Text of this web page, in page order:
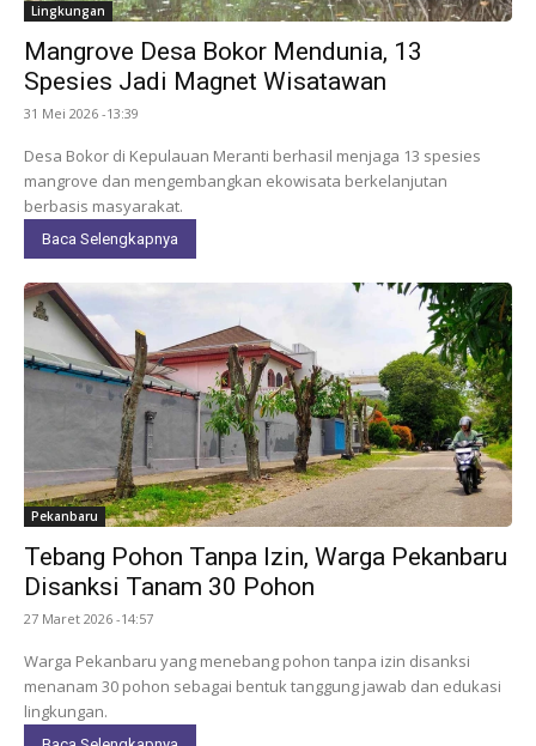
Lingkungan
Mangrove Desa Bokor Mendunia, 13
Spesies Jadi Magnet Wisatawan
31 Mei 2026 -13:39
Desa Bokor di Kepulauan Meranti berhasil menjaga 13 spesies
mangrove dan mengembangkan ekowisata berkelanjutan
berbasis masyarakat.
Baca Selengkapnya
Pekanbaru
Tebang Pohon Tanpa Izin, Warga Pekanbaru
Disanksi Tanam 30 Pohon
27 Maret 2026 -14:57
Warga Pekanbaru yang menebang pohon tanpa izin disanksi
menanam 30 pohon sebagai bentuk tanggung jawab dan edukasi
lingkungan.